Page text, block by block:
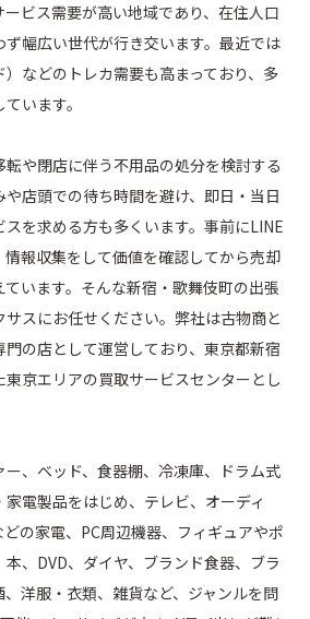
水道町
高田馬場
築地町
筑土八幡町
戸塚町
中井
中里町
納戸町
ビス需要が高い地域であり、在住人口
幅広い世代が行き交います。最近では
などのトレカ需要も高まっており、多
います。
や閉店に伴う不用品の処分を検討する
店頭での待ち時間を避け、即日・当日
を求める方も多くいます。事前にLINE
報収集をして価値を確認してから売却
います。そんな新宿・歌舞伎町の出張
スにお任せください。弊社は古物商と
門の店として運営しており、東京都新宿
京エリアの買取サービスセンターとし
、ベッド、食器棚、冷凍庫、ドラム式
電製品をはじめ、テレビ、オーディ
の家電、PC周辺機器、フィギュアやポ
、DVD、ダイヤ、ブランド食器、ブラ
洋服・衣類、雑貨など、ジャンルを問